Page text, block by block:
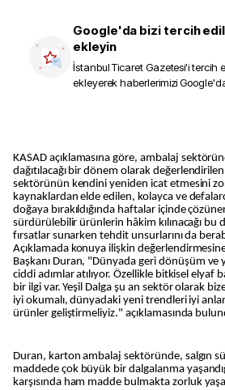
Google'da bizi tercih
ekleyin
İstanbul Ticaret Gazetesi'i tercih
ekleyerek haberlerimizi
KASAD açıklamasına göre, ambalaj sektöründe kartların yeniden
dağıtılacağı bir dönem olarak
sektörünün kendini yeniden icat etmesini
kaynaklardan elde edilen, kolayca ve
doğaya bırakıldığında haftalar içinde
sürdürülebilir ürünlerin hâkim kılınacağı bu
fırsatlar sunarken tehdit unsurlarını da
Açıklamada konuya ilişkin
Başkanı Duran, "Dünyada geri dönüşüm ve
ciddi adımlar atılıyor. Özellikle bitkisel elyaf
bir ilgi var. Yeşil Dalga şu an sektör olarak
iyi okumalı, dünyadaki yeni trendleri iyi
ürünler geliştirmeliyiz." açıklamasında
Duran, karton ambalaj sektöründe, salgın
maddede çok büyük bir dalgalanma
karşısında ham madde bulmakta zorluk